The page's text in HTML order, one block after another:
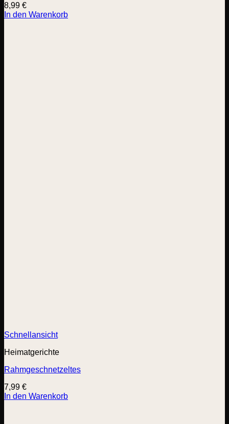
8,99 €
In den Warenkorb
Schnellansicht
Heimatgerichte
Rahmgeschnetzeltes
7,99 €
In den Warenkorb